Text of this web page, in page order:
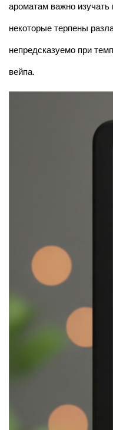
ароматам важно
некоторые терпены
непредсказуемо при
вейпа.